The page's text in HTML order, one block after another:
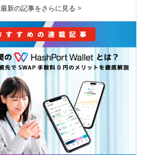
最新の記事をさらに見る >